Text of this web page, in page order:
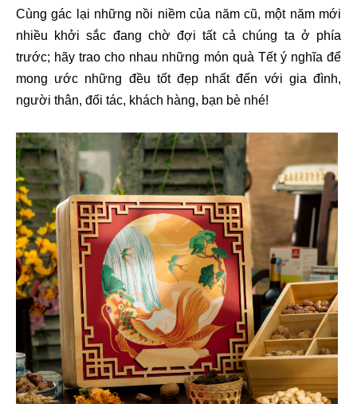
Cùng gác lại những nồi niềm của năm cũ, một năm mới
nhiều khởi sắc đang chờ đợi tất cả chúng ta ở phía
trước; hãy trao cho nhau những món quà Tết ý nghĩa để
mong ước những đều tốt đẹp nhất đến với gia đình,
người thân, đối tác, khách hàng, bạn bè nhé!